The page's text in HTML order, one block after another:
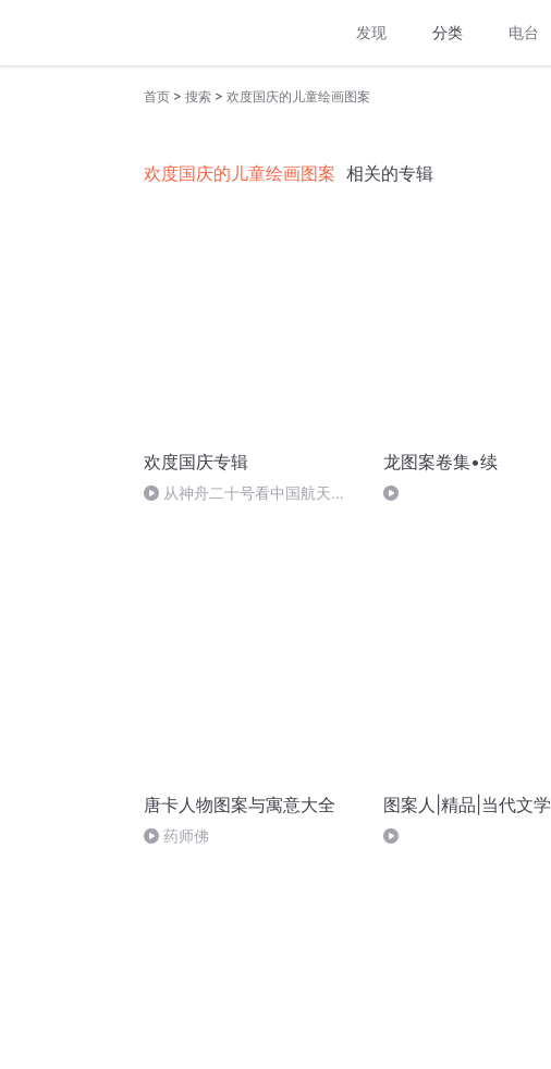
发现 分类 电台
首页 > 搜索 > 欢度国庆的儿童绘画图案
欢度国庆的儿童绘画图案 相关的专辑
欢度国庆专辑
从神舟二十号看中国航天
龙图案卷集•续
唐卡人物图案与寓意大全
药师佛
图案人|精品|当代文学